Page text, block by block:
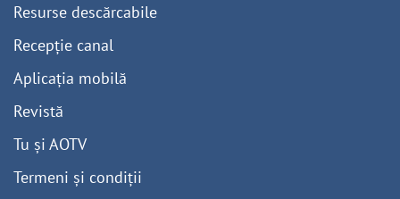
Resurse descărcabile
Recepție canal
Aplicația mobilă
Revistă
Tu și AOTV
Termeni și condiții